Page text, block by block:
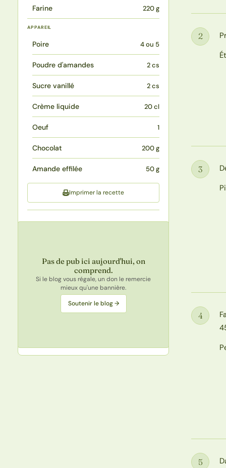
Farine 220 g
APPAREIL
Poire 4 ou 5
Poudre d'amandes 2 cs
Sucre vanillé 2 cs
Crème liquide 20 cl
Oeuf 1
Chocolat 200 g
Amande effilée 50 g
Imprimer la recette
Pas de pub ici aujourd'hui, on
comprend.
Si le blog vous régale, un don le remercie
mieux qu'une bannière.
Soutenir le blog →
Étape
2
Étape
3
Étape
4
5